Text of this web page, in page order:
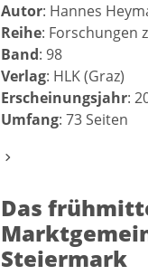
Autor: Hannes
Reihe: Forschungen
Band: 98
Verlag: HLK (Graz)
Erscheinungsjahr:
Umfang: 73 Seiten
Das
Steiermark